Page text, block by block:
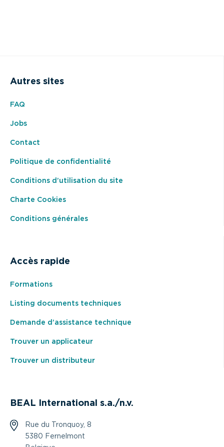
Autres sites
FAQ
Jobs
Contact
Politique de confidentialité
Conditions d’utilisation du site
Charte Cookies
Conditions générales
Accès rapide
Formations
Listing documents techniques
Demande d’assistance technique
Trouver un applicateur
Trouver un distributeur
BEAL International s.a./n.v.
Rue du Tronquoy, 8
5380 Fernelmont